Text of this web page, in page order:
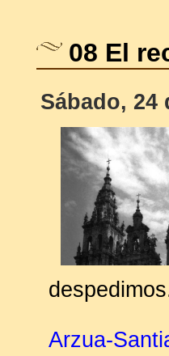
08 El
Sábado, 24
Arzua-